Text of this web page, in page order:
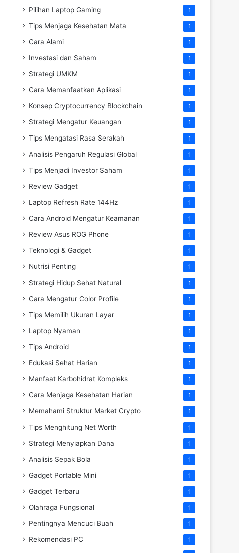
Pilihan Laptop Gaming 1
Tips Menjaga Kesehatan Mata 1
Cara Alami 1
Investasi dan Saham 1
Strategi UMKM 1
Cara Memanfaatkan Aplikasi 1
Konsep Cryptocurrency Blockchain 1
Strategi Mengatur Keuangan 1
Tips Mengatasi Rasa Serakah 1
Analisis Pengaruh Regulasi Global 1
Tips Menjadi Investor Saham 1
Review Gadget 1
Laptop Refresh Rate 144Hz 1
Cara Android Mengatur Keamanan 1
Review Asus ROG Phone 1
Teknologi & Gadget 1
Nutrisi Penting 1
Strategi Hidup Sehat Natural 1
Cara Mengatur Color Profile 1
Tips Memilih Ukuran Layar 1
Laptop Nyaman 1
Tips Android 1
Edukasi Sehat Harian 1
Manfaat Karbohidrat Kompleks 1
Cara Menjaga Kesehatan Harian 1
Memahami Struktur Market Crypto 1
Tips Menghitung Net Worth 1
Strategi Menyiapkan Dana 1
Analisis Sepak Bola 1
Gadget Portable Mini 1
Gadget Terbaru 1
Olahraga Fungsional 1
Pentingnya Mencuci Buah 1
Rekomendasi PC 1